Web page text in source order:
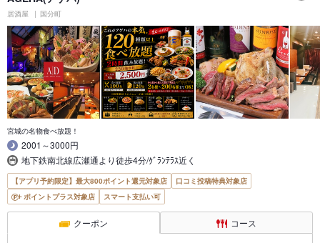
居酒屋 国分町
宮城の名物食べ放題！
2001～3000円
地下鉄南北線広瀬通より徒歩4分/ｸﾞﾗﾝﾃﾗｽ近く
【アプリ予約限定】最大800ポイント還元対象店
口コミ投稿特典対象店
ポイントプラス対象店
スマート支払い可
クーポン コース